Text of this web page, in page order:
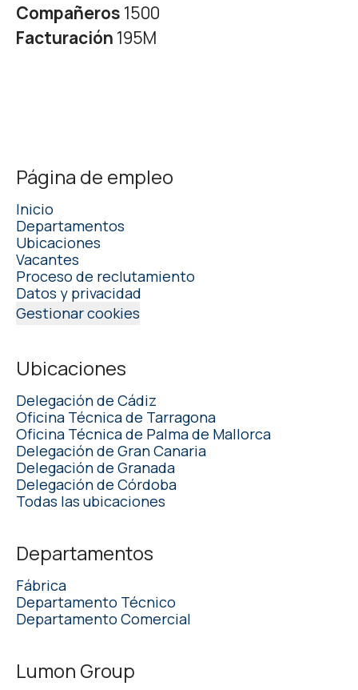
Compañeros 1500
Facturación 195M
Página de empleo
Inicio
Departamentos
Ubicaciones
Vacantes
Proceso de reclutamiento
Datos y privacidad
Gestionar cookies
Ubicaciones
Delegación de Cádiz
Oficina Técnica de Tarragona
Oficina Técnica de Palma de Mallorca
Delegación de Gran Canaria
Delegación de Granada
Delegación de Córdoba
Todas las ubicaciones
Departamentos
Fábrica
Departamento Técnico
Departamento Comercial
Lumon Group